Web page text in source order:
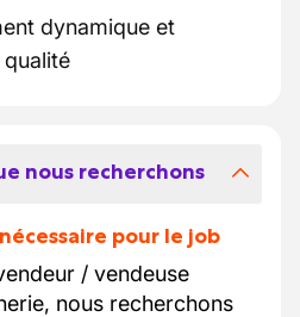
dynamique et
nous recherchons
pour le job
/ vendeuse
nous recherchons